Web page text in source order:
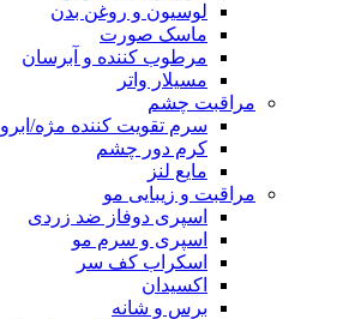
لوسیون و روغن بدن
ماسک صورت
مرطوب کننده و آبرسان
مسیلار واتر
مراقبت چشم
سرم تقویت کننده مژه/ابرو
کرم دور چشم
مایع لنز
مراقبت و زیبایی مو
اسپری دوفاز ضد زردی
اسپری و سرم مو
اسکراب کف سر
اکسیدان
برس و شانه